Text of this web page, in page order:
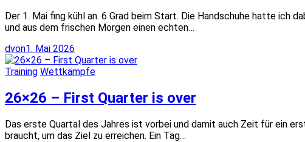
Der 1. Mai fing kühl an. 6 Grad beim Start. Die Handschuhe hatte ich
und aus dem frischen Morgen einen echten…
dvon1. Mai 2026
Training Wettkämpfe
26×26 – First Quarter is over
Das erste Quartal des Jahres ist vorbei und damit auch Zeit für ein
braucht, um das Ziel zu erreichen. Ein Tag…